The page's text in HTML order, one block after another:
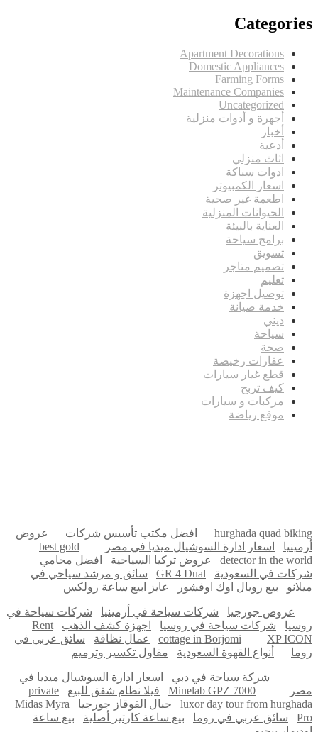
Categories
Apartment Decorations
Domestic Appliances
Farming Forms
Maintenance Companies
Uncategorized
أجهرة و أدوات منزلية
أخبار
أدعية
اثاث منزلي
ادوات سباكة
اسعار الكمبيوتر
اطعمة غير صحية
الحيوانات المنزلية
العناية بالبيئة
برامج سياحة
تسويق
تصميم متاجر
تعليم
توصيل اجهزة
خدمة صيانة
ديني
سياحة
صحة
عقارات رخيصة
قطع غيار سيارات
كيف تربح
مركبات و سيارات
موقع رياضة
hurghada quad biking افضل مكتب تأسيس شركات
عروض
أرمينيا
اسعار ادارة السوشيال ميديا في مصر
best gold
detector in the world
عروض تركيا السياحية
افضل محامي
شركات في السعودية
GR 4 Dual
سائق و مرشد سياحي في
ميلانو
بيع رويال اوك اوفشور عايز ابيع ساعة رولكس
عروض جورجيا شركات سياحة في أرمينيا
شركات سياحة في
روسيا
شركات سياحة في روسيا اجهزة كشف الذهب
Rent
cottage in Borjomi
XP ICON عمال نظافة
سائق عربي في
روما
أنواع القهوة السعودية مقاول تكسير وترميم
شركة سياحة في دبي
اسعار ادارة السوشيال ميديا في
مصر
Minelab GPZ 7000 فيلا نظام شقق للبيع
private
luxor day tour from hurghada
جبال القوقاز جورجيا
Midas Myra
Pro
سائق عربي في روما بيع ساعة كارتير أصلية
بيع ساعة